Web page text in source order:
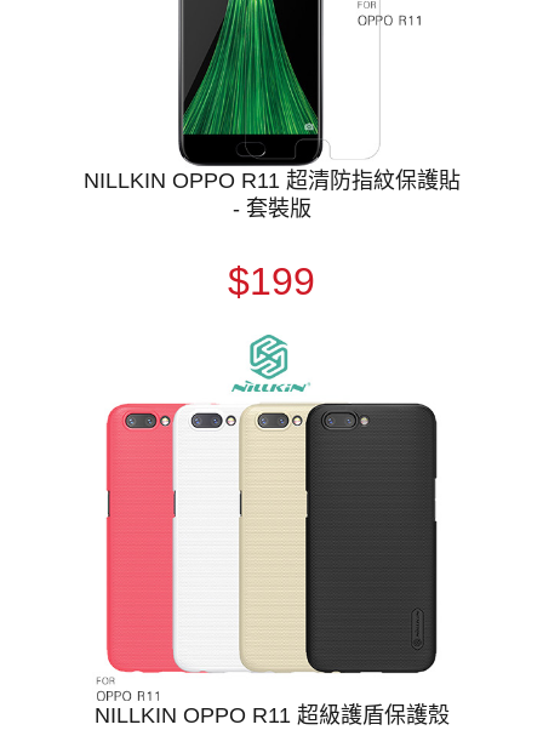
NILLKIN OPPO R11 超清防指紋保護貼
- 套裝版
$199
NILLKIN OPPO R11 超級護盾保護殼